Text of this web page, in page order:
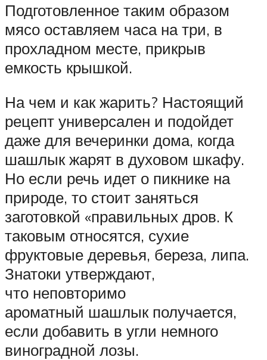
Подготовленное таким образом
мясо оставляем часа на три, в
прохладном месте, прикрыв
емкость крышкой.
На чем и как жарить? Настоящий
рецепт универсален и подойдет
даже для вечеринки дома, когда
шашлык жарят в духовом шкафу.
Но если речь идет о пикнике на
природе, то стоит заняться
заготовкой «правильных дров. К
таковым относятся, сухие
фруктовые деревья, береза, липа.
Знатоки утверждают,
что неповторимо
ароматный шашлык получается,
если добавить в угли немного
виноградной лозы.